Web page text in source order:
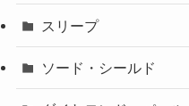
スリープ
ソード・シールド